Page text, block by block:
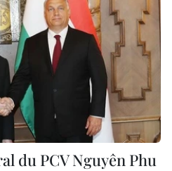
du PCV Nguyên Phu